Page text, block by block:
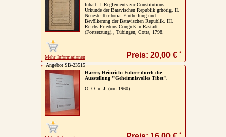
Inhalt: I. Reglements zur Constitutions-
Urkunde der Batavischen Republik grhörig. II.
Neueste Territorial-Eintheilung und
Bevölkerung der Batavischen Republik. III.
Reichs-Friedens-Congreß in Rastadt
(Fortsetzung)., Tübingen, Cotta, 1798.
Mehr Informationen Preis: 20,00 € *
Angebot SB-23515
Harrer, Heinrich: Führer durch die
Ausstellung "Geheimnisvolles Tibet".
O. O. u. J. (um 1960).
*